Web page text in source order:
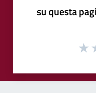
su questa